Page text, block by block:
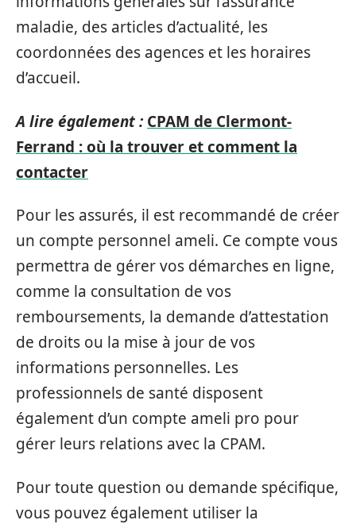
maladie, des articles d’actualité, les
coordonnées des agences et les horaires
d’accueil.
A lire également : CPAM de Clermont-
Ferrand : où la trouver et comment la
contacter
Pour les assurés, il est recommandé de créer
un compte personnel ameli. Ce compte vous
permettra de gérer vos démarches en ligne,
comme la consultation de vos
remboursements, la demande d’attestation
de droits ou la mise à jour de vos
informations personnelles. Les
professionnels de santé disposent
également d’un compte ameli pro pour
gérer leurs relations avec la CPAM.
Pour toute question ou demande spécifique,
vous pouvez également utiliser la